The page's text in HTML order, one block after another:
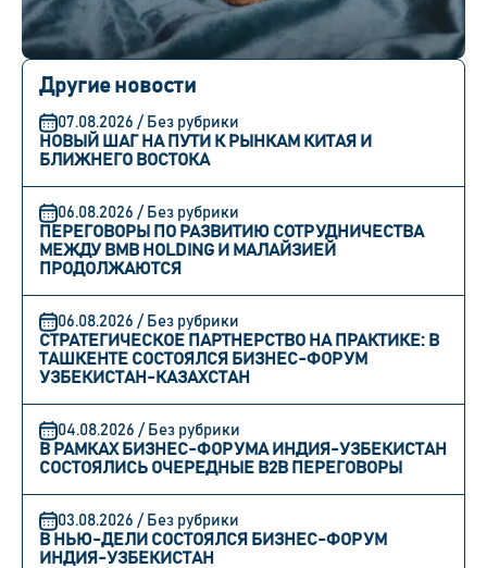
Другие новости
07.08.2026 / Без рубрики
НОВЫЙ ШАГ НА ПУТИ К РЫНКАМ КИТАЯ И
БЛИЖНЕГО ВОСТОКА
06.08.2026 / Без рубрики
ПЕРЕГОВОРЫ ПО РАЗВИТИЮ СОТРУДНИЧЕСТВА
МЕЖДУ BMB HOLDING И МАЛАЙЗИЕЙ
ПРОДОЛЖАЮТСЯ
06.08.2026 / Без рубрики
СТРАТЕГИЧЕСКОЕ ПАРТНЕРСТВО НА ПРАКТИКЕ: В
ТАШКЕНТЕ СОСТОЯЛСЯ БИЗНЕС-ФОРУМ
УЗБЕКИСТАН-КАЗАХСТАН
04.08.2026 / Без рубрики
В РАМКАХ БИЗНЕС-ФОРУМА ИНДИЯ-УЗБЕКИСТАН
СОСТОЯЛИСЬ ОЧЕРЕДНЫЕ B2B ПЕРЕГОВОРЫ
03.08.2026 / Без рубрики
В НЬЮ-ДЕЛИ СОСТОЯЛСЯ БИЗНЕС-ФОРУМ
ИНДИЯ-УЗБЕКИСТАН